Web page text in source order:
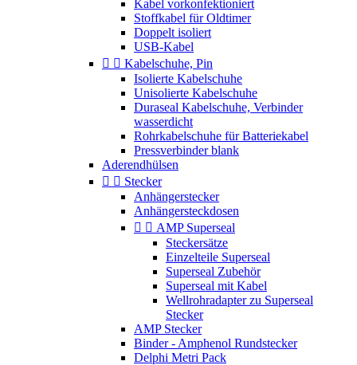
Kabel vorkonfektioniert
Stoffkabel für Oldtimer
Doppelt isoliert
USB-Kabel
  Kabelschuhe, Pin
Isolierte Kabelschuhe
Unisolierte Kabelschuhe
Duraseal Kabelschuhe, Verbinder
wasserdicht
Rohrkabelschuhe für Batteriekabel
Pressverbinder blank
Aderendhülsen
  Stecker
Anhängerstecker
Anhängersteckdosen
  AMP Superseal
Steckersätze
Einzelteile Superseal
Superseal Zubehör
Superseal mit Kabel
Wellrohradapter zu Superseal
Stecker
AMP Stecker
Binder - Amphenol Rundstecker
Delphi Metri Pack